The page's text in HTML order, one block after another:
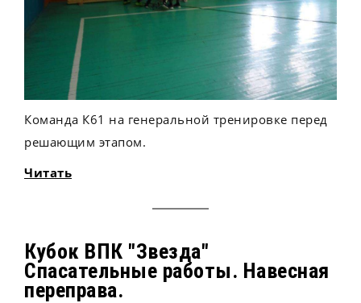
Команда К61 на генеральной тренировке перед
решающим этапом.
Читать
Кубок ВПК "Звезда"
Спасательные работы. Навесная
переправа.